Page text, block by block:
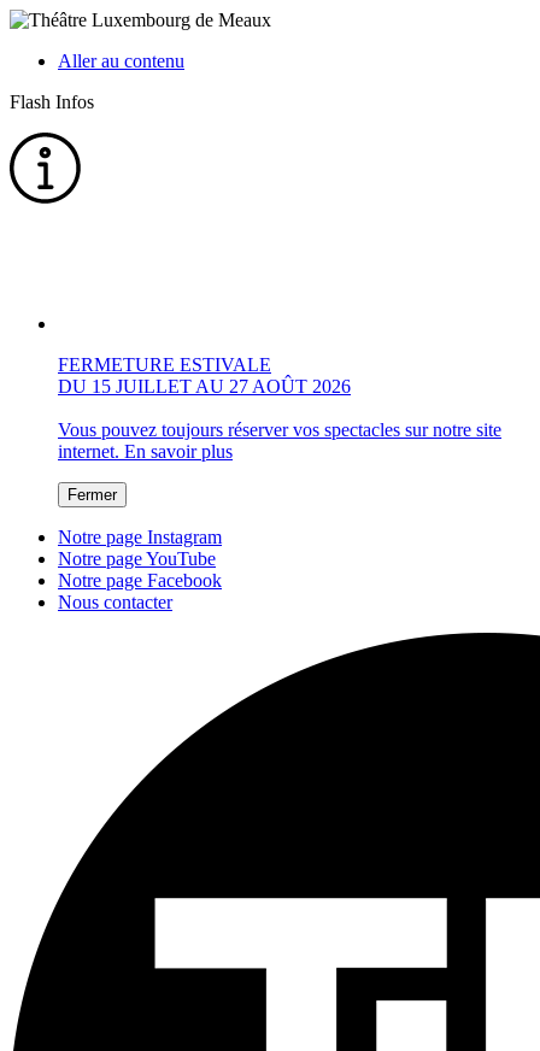
Aller au contenu
Flash Infos
FERMETURE ESTIVALE
DU 15 JUILLET AU 27 AOÛT 2026
Vous pouvez toujours réserver vos spectacles sur notre site
internet. En savoir plus
Fermer
Notre page Instagram
Notre page YouTube
Notre page Facebook
Nous contacter